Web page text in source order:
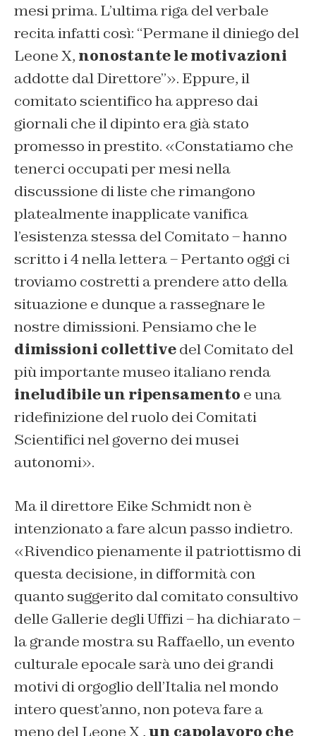
mesi prima. L’ultima riga del verbale
recita infatti così: “Permane il diniego del
Leone X, nonostante le motivazioni
addotte dal Direttore”». Eppure, il
comitato scientifico ha appreso dai
giornali che il dipinto era già stato
promesso in prestito. «Constatiamo che
tenerci occupati per mesi nella
discussione di liste che rimangono
platealmente inapplicate vanifica
l’esistenza stessa del Comitato – hanno
scritto i 4 nella lettera – Pertanto oggi ci
troviamo costretti a prendere atto della
situazione e dunque a rassegnare le
nostre dimissioni. Pensiamo che le
dimissioni collettivedel Comitato del
più importante museo italiano renda
ineludibile un ripensamento e una
ridefinizione del ruolo dei Comitati
Scientifici nel governo dei musei
autonomi».
Ma il direttore Eike Schmidt non è
intenzionato a fare alcun passo indietro.
«Rivendico pienamente il patriottismo di
questa decisione, in difformità con
quanto suggerito dal comitato consultivo
delle Gallerie degli Uffizi – ha dichiarato –
la grande mostra su Raffaello, un evento
culturale epocale sarà uno dei grandi
motivi di orgoglio dell’Italia nel mondo
intero quest’anno, non poteva fare a
meno del Leone X ,un capolavoro che